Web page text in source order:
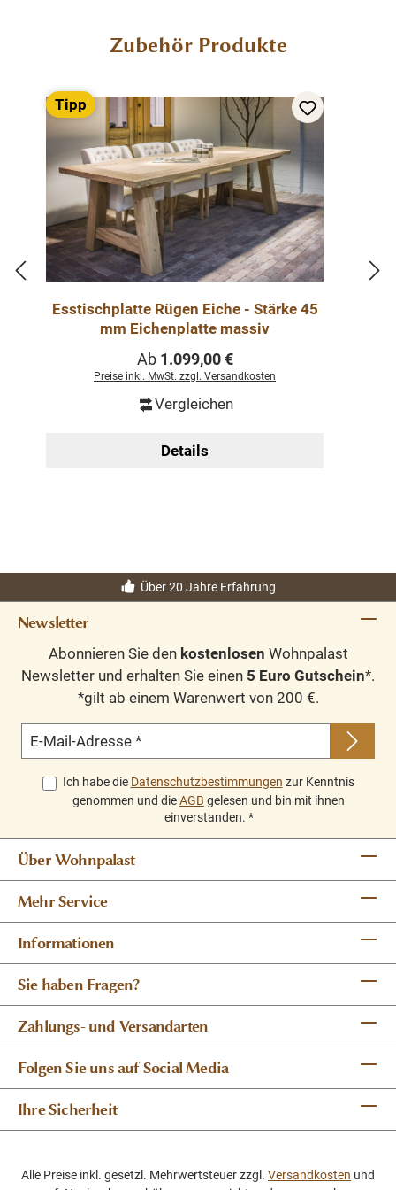
Produktgalerie überspringen
Zubehör Produkte
Tipp
Esstischplatte Rügen Eiche - Stärke 45
mm Eichenplatte massiv
Regulärer Preis:
Ab 1.099,00 €
Preise inkl. MwSt. zzgl. Versandkosten
Vergleichen
Details
Über 20 Jahre Erfahrung
Newsletter
Abonnieren Sie den kostenlosen Wohnpalast
Newsletter und erhalten Sie einen 5 Euro Gutschein*.
*gilt ab einem Warenwert von 200 €.
E-Mail-Adresse *
Ich habe die Datenschutzbestimmungen zur Kenntnis
genommen und dieAGB gelesen und bin mit ihnen
einverstanden. *
Über Wohnpalast
Mehr Service
Informationen
Sie haben Fragen?
Zahlungs- und Versandarten
Folgen Sie uns auf Social Media
Ihre Sicherheit
Alle Preise inkl. gesetzl. Mehrwertsteuer zzgl. Versandkosten und